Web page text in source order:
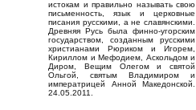
истокам и правильно называть свою
письменность, язык и церковные
писания русскими, а не славянскими.
Древняя Русь была финно-угорским
государством, созданным русскими
христианами Рюриком и Игорем,
Кириллом и Мефодием, Аскольдом и
Диром, Вещим Олегом и святой
Ольгой, святым Владимиром и
императрицей Анной Македонской.
24.05.2011.